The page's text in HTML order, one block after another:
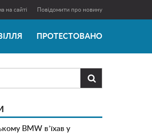
на сайті Повідомити про новину
ПРОТЕСТОВАНО

BMW вʼїхав у